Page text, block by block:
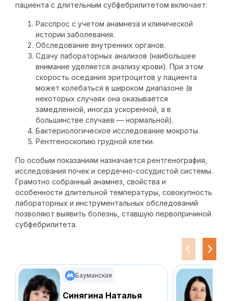
пациента с длительным субфебрилитетом включает:
Расспрос с учетом анамнеза и клинической
истории заболевания.
Обследование внутренних органов.
Сдачу лабораторных анализов (наибольшее
внимание уделяется анализу крови). При этом
скорость оседания эритроцитов у пациента
может колебаться в широком диапазоне (в
некоторых случаях она оказывается
замедленной, иногда ускоренной, а в
большинстве случаев — нормальной).
Бактериологическое исследование мокроты.
Рентгеноскопию грудной клетки.
По особым показаниям назначается рентгенография,
исследования почек и сердечно-сосудистой системы.
Грамотно собранный анамнез, свойства и
особенности длительной температуры, совокупность
лабораторных и инструментальных обследований
позволяют выявить болезнь, ставшую первопричиной
субфебрилитета.
Бауманская
Синягина Наталья